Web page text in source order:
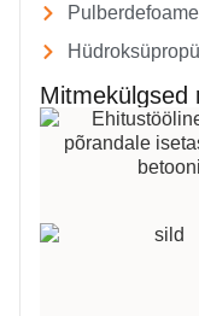
Mitmekülgsed